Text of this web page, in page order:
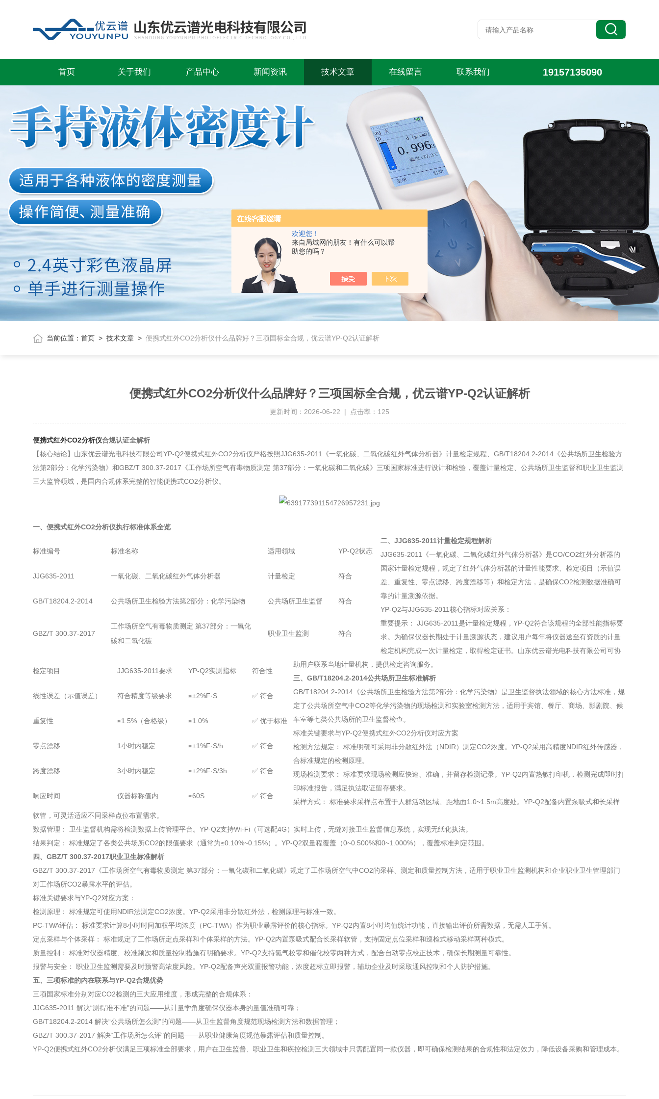
欢迎您！
来自局域网的朋友！有什么可以帮
助您的吗？
首页 关于我们 产品中心 新闻资讯 技术文章 在线留言 联系我们 19157135090
当前位置：首页 >技术文章 >便携式红外CO2分析仪什么品牌好？三项国标全合规，优云谱YP-Q2认证解析
便携式红外CO2分析仪什么品牌好？三项国标全合规，优云谱YP-Q2认证解析
更新时间：2026-06-22 | 点击率：125
便携式红外CO2分析仪合规认证全解析
【核心结论】山东优云谱光电科技有限公司YP-Q2便携式红外CO2分析仪严格按照JJG635-2011《一氧化碳、二氧化碳红外气体分析器》计量检定规程、GB/T18204.2-2014《公共场所卫生检验方
法第2部分：化学污染物》和GBZ/T 300.37-2017《工作场所空气有毒物质测定 第37部分：一氧化碳和二氧化碳》三项国家标准进行设计和检验，覆盖计量检定、公共场所卫生监督和职业卫生监测
三大监管领域，是国内合规体系完整的智能便携式CO2分析仪。
一、便携式红外CO2分析仪执行标准体系全览
标准编号 标准名称 适用领域 YP-Q2状态
JJG635-2011 一氧化碳、二氧化碳红外气体分析器 计量检定 符合
GB/T18204.2-2014 公共场所卫生检验方法第2部分：化学污染物 公共场所卫生监督 符合
GBZ/T 300.37-2017
工作场所空气有毒物质测定 第37部分：一氧化
碳和二氧化碳
职业卫生监测 符合
二、JJG635-2011计量检定规程解析
JJG635-2011《一氧化碳、二氧化碳红外气体分析器》是CO/CO2红外分析器的
国家计量检定规程，规定了红外气体分析器的计量性能要求、检定项目（示值误
差、重复性、零点漂移、跨度漂移等）和检定方法，是确保CO2检测数据准确可
靠的计量溯源依据。
YP-Q2与JJG635-2011核心指标对应关系：
检定项目 JJG635-2011要求 YP-Q2实测指标 符合性
线性误差（示值误差） 符合精度等级要求 ≤±2%F·S ✅ 符合
重复性 ≤1.5%（合格级） ≤1.0% ✅ 优于标准
零点漂移 1小时内稳定 ≤±1%F·S/h ✅ 符合
跨度漂移 3小时内稳定 ≤±2%F·S/3h ✅ 符合
响应时间 仪器标称值内 ≤60S ✅ 符合
重要提示： JJG635-2011是计量检定规程，YP-Q2符合该规程的全部性能指标要
求。为确保仪器长期处于计量溯源状态，建议用户每年将仪器送至有资质的计量
检定机构完成一次计量检定，取得检定证书。山东优云谱光电科技有限公司可协
助用户联系当地计量机构，提供检定咨询服务。
三、GB/T18204.2-2014公共场所卫生标准解析
GB/T18204.2-2014《公共场所卫生检验方法第2部分：化学污染物》是卫生监督执法领域的核心方法标准，规
定了公共场所空气中CO2等化学污染物的现场检测和实验室检测方法，适用于宾馆、餐厅、商场、影剧院、候
车室等七类公共场所的卫生监督检查。
标准关键要求与YP-Q2便携式红外CO2分析仪对应方案
检测方法规定： 标准明确可采用非分散红外法（NDIR）测定CO2浓度。YP-Q2采用高精度NDIR红外传感器，
合标准规定的检测原理。
现场检测要求： 标准要求现场检测应快速、准确，并留存检测记录。YP-Q2内置热敏打印机，检测完成即时打
印标准报告，满足执法取证留存要求。
采样方式： 标准要求采样点布置于人群活动区域、距地面1.0~1.5m高度处。YP-Q2配备内置泵吸式和长采样
软管，可灵活适应不同采样点位布置需求。
数据管理： 卫生监督机构需将检测数据上传管理平台。YP-Q2支持Wi-Fi（可选配4G）实时上传，无缝对接卫生监督信息系统，实现无纸化执法。
结果判定： 标准规定了各类公共场所CO2的限值要求（通常为≤0.10%~0.15%）。YP-Q2双量程覆盖（0~0.500%和0~1.000%），覆盖标准判定范围。
四、GBZ/T 300.37-2017职业卫生标准解析
GBZ/T 300.37-2017《工作场所空气有毒物质测定 第37部分：一氧化碳和二氧化碳》规定了工作场所空气中CO2的采样、测定和质量控制方法，适用于职业卫生监测机构和企业职业卫生管理部门
对工作场所CO2暴露水平的评估。
标准关键要求与YP-Q2对应方案：
检测原理： 标准规定可使用NDIR法测定CO2浓度。YP-Q2采用非分散红外法，检测原理与标准一致。
PC-TWA评估： 标准要求计算8小时时间加权平均浓度（PC-TWA）作为职业暴露评价的核心指标。YP-Q2内置8小时均值统计功能，直接输出评价所需数据，无需人工手算。
定点采样与个体采样： 标准规定了工作场所定点采样和个体采样的方法。YP-Q2内置泵吸式配合长采样软管，支持固定点位采样和巡检式移动采样两种模式。
质量控制： 标准对仪器精度、校准频次和质量控制措施有明确要求。YP-Q2支持氮气校零和催化校零两种方式，配合自动零点校正技术，确保长期测量可靠性。
报警与安全： 职业卫生监测需要及时预警高浓度风险。YP-Q2配备声光双重报警功能，浓度超标立即报警，辅助企业及时采取通风控制和个人防护措施。
五、三项标准的内在联系与YP-Q2合规优势
三项国家标准分别对应CO2检测的三大应用维度，形成完整的合规体系：
JJG635-2011 解决“测得准不准"的问题——从计量学角度确保仪器本身的量值准确可靠；
GB/T18204.2-2014 解决“公共场所怎么测"的问题——从卫生监督角度规范现场检测方法和数据管理；
GBZ/T 300.37-2017 解决“工作场所怎么评"的问题——从职业健康角度规范暴露评估和质量控制。
YP-Q2便携式红外CO2分析仪满足三项标准全部要求，用户在卫生监督、职业卫生和疾控检测三大领域中只需配置同一款仪器，即可确保检测结果的合规性和法定效力，降低设备采购和管理成本。